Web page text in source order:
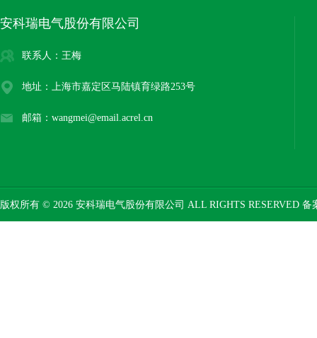
安科瑞电气股份有限公司
联系人：王梅
地址：上海市嘉定区马陆镇育绿路253号
邮箱：wangmei@email.acrel.cn
版权所有 © 2026 安科瑞电气股份有限公司 ALL RIGHTS RESERVED 备